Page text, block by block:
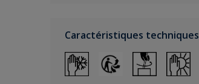
Caractéristiques techniques